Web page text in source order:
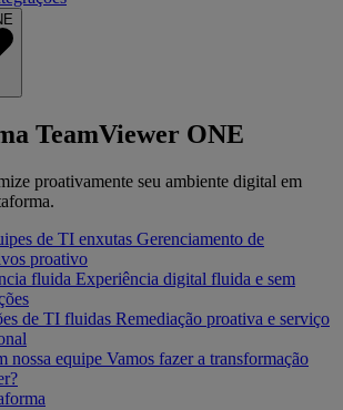
TeamViewer ONE
proativamente seu ambiente digital em
de TI enxutas Gerenciamento de
proativo
fluida Experiência digital fluida e sem
de TI fluidas Remediação proativa e serviço
nossa equipe Vamos fazer a transformação